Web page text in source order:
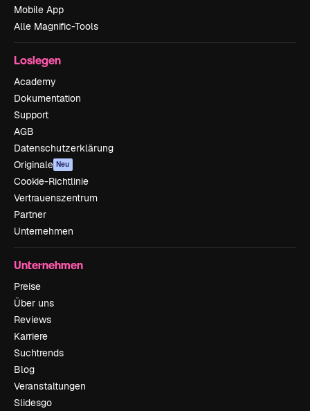
Mobile App
Alle Magnific-Tools
Loslegen
Academy
Dokumentation
Support
AGB
Datenschutzerklärung
Originale Neu
Cookie-Richtlinie
Vertrauenszentrum
Partner
Unternehmen
Unternehmen
Preise
Über uns
Reviews
Karriere
Suchtrends
Blog
Veranstaltungen
Slidesgo